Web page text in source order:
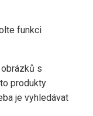
funkci
s
produkty
je vyhledávat